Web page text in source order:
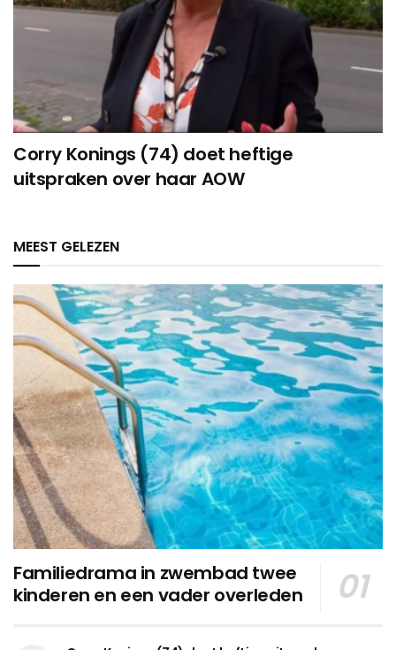
Corry Konings (74) doet heftige
uitspraken over haar AOW
MEEST GELEZEN
Familiedrama in zwembad twee
kinderen en een vader overleden